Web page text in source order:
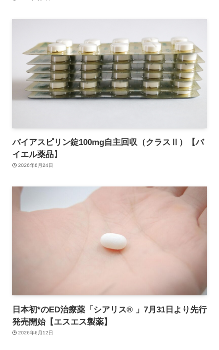
バイアスピリン錠100mg自主回収（クラスⅡ）【バ
イエル薬品】
2026年6月24日
日本初*のED治療薬「シアリス® 」7月31日より先行
発売開始【エスエス製薬】
2026年6月12日